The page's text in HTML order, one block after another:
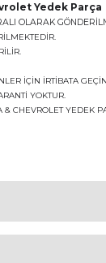
Yedek Parça
OLARAK
İÇİN İRTİBATA
YOKTUR.
CHEVROLET YEDEK